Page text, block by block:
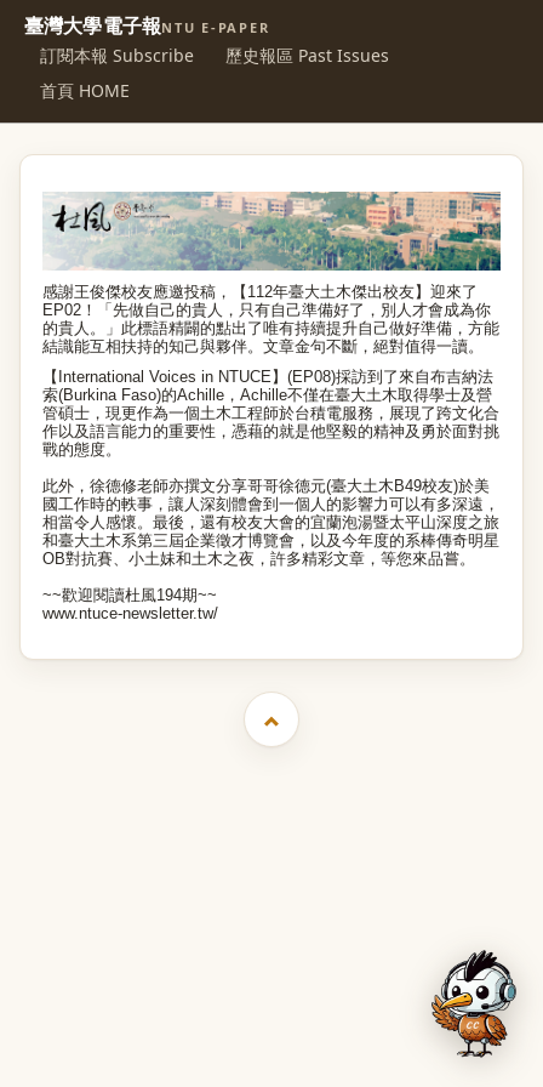
臺灣大學電子報NTU E-PAPER
訂閱本報 Subscribe
歷史報區 Past Issues
首頁 HOME
感謝王俊傑校友應邀投稿，【112年臺大土木傑出校友】迎來了
EP02！「先做自己的貴人，只有自己準備好了，別人才會成為你
的貴人。」此標語精闢的點出了唯有持續提升自己做好準備，方能
結識能互相扶持的知己與夥伴。文章金句不斷，絕對值得一讀。
【International Voices in NTUCE】(EP08)採訪到了來自布吉納法
索(Burkina Faso)的Achille，Achille不僅在臺大土木取得學士及營
管碩士，現更作為一個土木工程師於台積電服務，展現了跨文化合
作以及語言能力的重要性，憑藉的就是他堅毅的精神及勇於面對挑
戰的態度。
此外，徐德修老師亦撰文分享哥哥徐德元(臺大土木B49校友)於美
國工作時的軼事，讓人深刻體會到一個人的影響力可以有多深遠，
相當令人感懷。最後，還有校友大會的宜蘭泡湯暨太平山深度之旅
和臺大土木系第三屆企業徵才博覽會，以及今年度的系棒傳奇明星
OB對抗賽、小土妹和土木之夜，許多精彩文章，等您來品嘗。
~~歡迎閱讀杜風194期~~
www.ntuce-newsletter.tw/